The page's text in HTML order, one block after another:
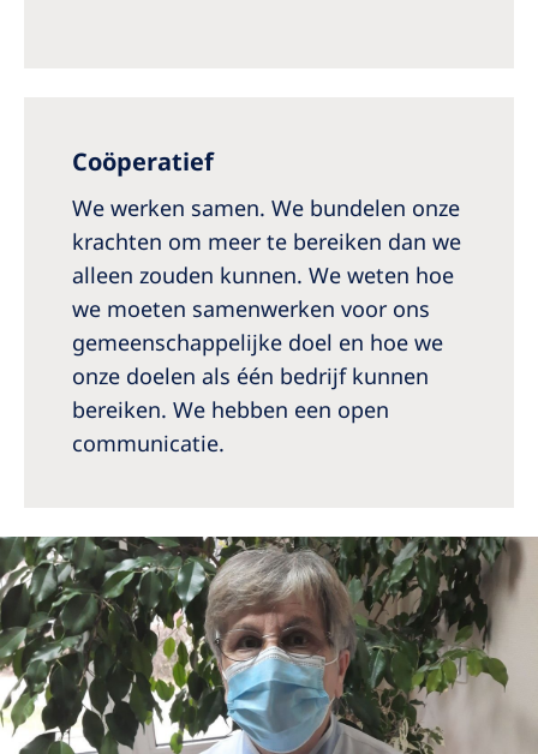
Coöperatief
We werken samen. We bundelen onze
krachten om meer te bereiken dan we
alleen zouden kunnen. We weten hoe
we moeten samenwerken voor ons
gemeenschappelijke doel en hoe we
onze doelen als één bedrijf kunnen
bereiken. We hebben een open
communicatie.